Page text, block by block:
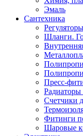
Эмаль
Сантехника
Шланги.
Пресс-
Счетчики
Фитинги
Шаровые